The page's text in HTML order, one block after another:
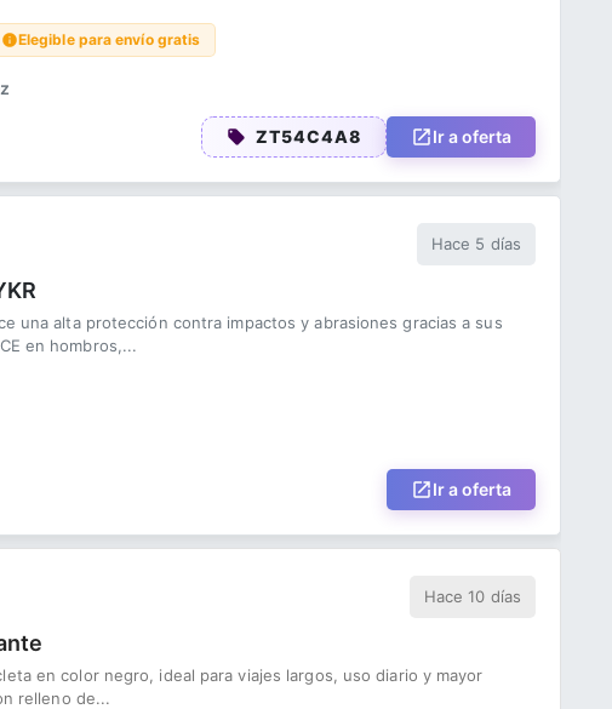
Elegible para envío gratis
ZT54C4A8 Ir a oferta
Hace 5 días
una alta protección contra impactos y abrasiones gracias a sus
en hombros,...
Ir a oferta
Hace 10 días
en color negro, ideal para viajes largos, uso diario y mayor
relleno de...